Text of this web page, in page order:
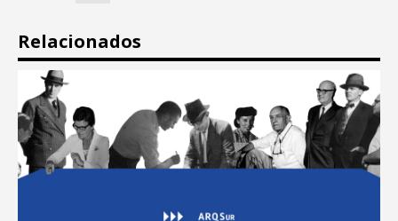
Relacionados